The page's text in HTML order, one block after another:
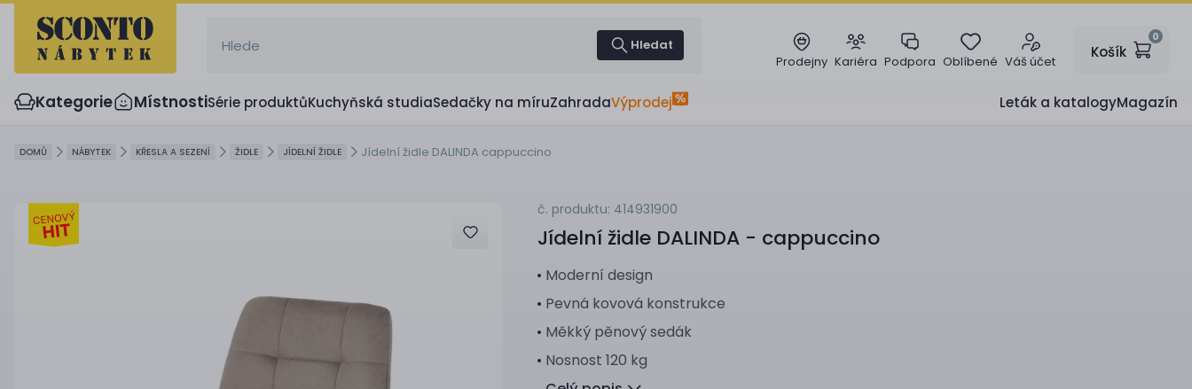
Hledat
Prodejny Kariéra Podpora Oblíbené Váš účet
Košík
0
Kategorie MístnostiSérie produktůKuchyňská studiaSedačky na míruZahradaVýprodej Leták a katalogyMagazín
DOMŮ NÁBYTEK KŘESLA A SEZENÍ ŽIDLE JÍDELNÍ ŽIDLE Jídelní židle DALINDA cappuccino
č. produktu: 414931900
Jídelní židle DALINDA - cappuccino
Moderní design
Pevná kovová konstrukce
Měkký pěnový sedák
Nosnost 120 kg